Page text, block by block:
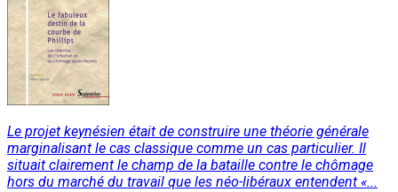
Le projet keynésien était de construire une théorie générale
marginalisant le cas classique comme un cas particulier. Il
situait clairement le champ de la bataille contre le chômage
hors du marché du travail que les néo-libéraux entendent «...